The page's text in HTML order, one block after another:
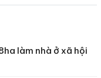
làm nhà ở xã hội